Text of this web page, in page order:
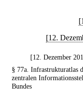
[12.
[12. Dezember
§ 77a. Infrastrukturatlas
zentralen
Bundes